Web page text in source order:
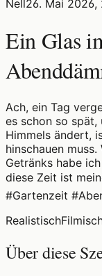
Nell26. Mai 2026,
Ein Glas
Ach, ein Tag
es schon so
Himmels ändert,
hinschauen
Getränks habe
diese Zeit ist
#Gartenzeit
Realistisch
Über diese